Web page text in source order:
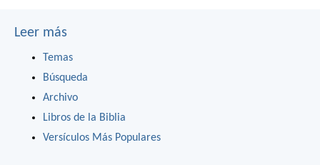
Leer más
Temas
Búsqueda
Archivo
Libros de la Biblia
Versículos Más Populares